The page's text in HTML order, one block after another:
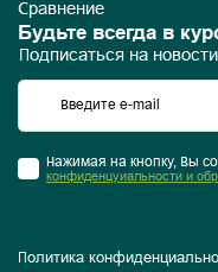
Сравнение
Будьте всегда в
Подписаться на новости
Нажимая на кнопку, Вы
конфиденцуиальности и
Политика